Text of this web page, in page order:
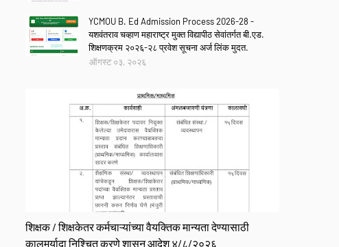
YCMOU B. Ed Admission Process 2026-28 -
यशवंतराव चव्हाण महाराष्ट्र मुक्त विद्यापीठ सेवांतर्गत बी.एड.
शिक्षणक्रम २०२६-२८ प्रवेश सूचना अर्ज लिंक मुदत.
ऑगस्ट ०३, २०२६
शिक्षक / शिक्षकेतर कर्मचाऱ्यांच्या वैयक्तिक मान्यता देण्यासाठी
कालमर्यादा निश्चित करणे शासन आदेश ४/८/२०२६